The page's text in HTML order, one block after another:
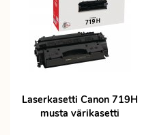
Laserkasetti Canon 719H
musta värikasetti